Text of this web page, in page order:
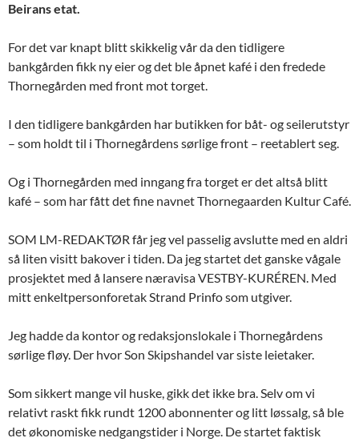
Beirans etat.
For det var knapt blitt skikkelig vår da den tidligere
bankgården fikk ny eier og det ble åpnet kafé i den fredede
Thornegården med front mot torget.
I den tidligere bankgården har butikken for båt- og seilerutstyr
– som holdt til i Thornegårdens sørlige front – reetablert seg.
Og i Thornegården med inngang fra torget er det altså blitt
kafé – som har fått det fine navnet Thornegaarden Kultur Café.
SOM LM-REDAKTØR får jeg vel passelig avslutte med en aldri
så liten visitt bakover i tiden. Da jeg startet det ganske vågale
prosjektet med å lansere næravisa VESTBY-KURÉREN. Med
mitt enkeltpersonforetak Strand Prinfo som utgiver.
Jeg hadde da kontor og redaksjonslokale i Thornegårdens
sørlige fløy. Der hvor Son Skipshandel var siste leietaker.
Som sikkert mange vil huske, gikk det ikke bra. Selv om vi
relativt raskt fikk rundt 1200 abonnenter og litt løssalg, så ble
det økonomiske nedgangstider i Norge. De startet faktisk